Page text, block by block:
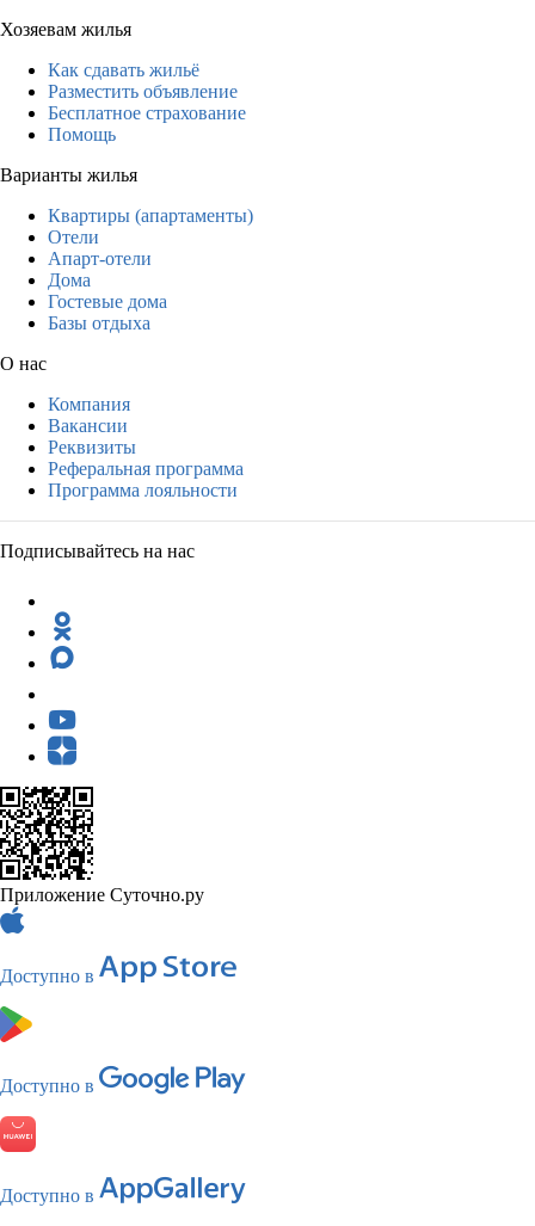
Хозяевам жилья
Как сдавать жильё
Разместить объявление
Бесплатное страхование
Помощь
Варианты жилья
Квартиры (апартаменты)
Отели
Апарт-отели
Дома
Гостевые дома
Базы отдыха
О нас
Компания
Вакансии
Реквизиты
Реферальная программа
Программа лояльности
Подписывайтесь на нас
Приложение Суточно.ру
Доступно в
Доступно в
Доступно в